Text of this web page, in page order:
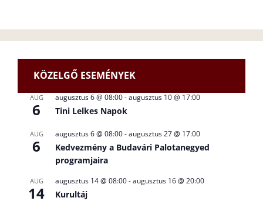
KÖZELGŐ ESEMÉNYEK
AUG
6
augusztus 6 @ 08:00-augusztus 10 @ 17:00
Tini Lelkes Napok
AUG
6
augusztus 6 @ 08:00-augusztus 27 @ 17:00
Kedvezmény a Budavári Palotanegyed
programjaira
AUG
14
augusztus 14 @ 08:00-augusztus 16 @ 20:00
Kurultáj